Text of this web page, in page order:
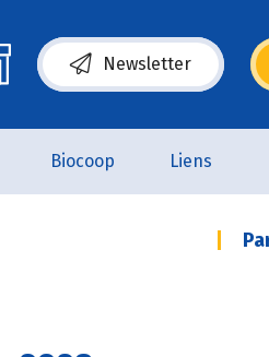
Newsletter
(s’ouvre dans une nouvelle
Biocoop Liens